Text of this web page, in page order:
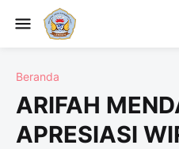
Beranda
ARIFAH
APRESIASI